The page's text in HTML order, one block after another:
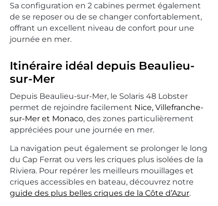
Sa configuration en 2 cabines permet également
de se reposer ou de se changer confortablement,
offrant un excellent niveau de confort pour une
journée en mer.
Itinéraire idéal depuis Beaulieu-
sur-Mer
Depuis Beaulieu-sur-Mer, le Solaris 48 Lobster
permet de rejoindre facilement Nice, Villefranche-
sur-Mer et Monaco, des zones particulièrement
appréciées pour une journée en mer.
La navigation peut également se prolonger le long
du Cap Ferrat ou vers les criques plus isolées de la
Riviera. Pour repérer les meilleurs mouillages et
criques accessibles en bateau, découvrez notre
guide des plus belles criques de la Côte d’Azur.